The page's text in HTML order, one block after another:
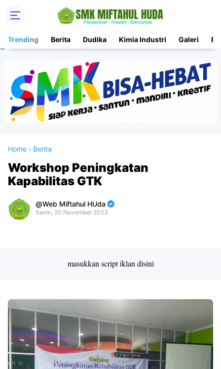
Trending Berita Dudika Kimia Industri Galeri
Home › Berita
Workshop Peningkatan
Kapabilitas GTK
Web Miftahul HUda
Senin, 20 November 2023
masukkan script iklan disini